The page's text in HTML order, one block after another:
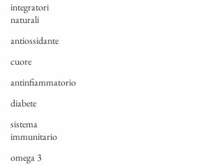
integratori
naturali
antiossidante
cuore
antinfiammatorio
diabete
sistema
immunitario
omega 3